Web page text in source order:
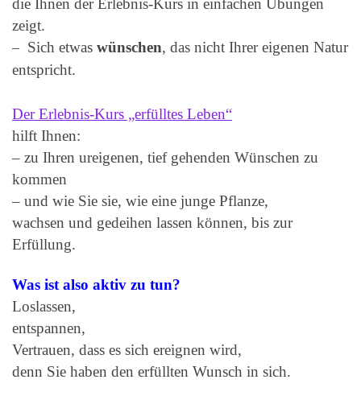
die Ihnen der Erlebnis-Kurs in einfachen Übungen
zeigt.
– Sich etwas wünschen, das nicht Ihrer eigenen Natur
entspricht.
Der Erlebnis-Kurs „erfülltes Leben“
hilft Ihnen:
– zu Ihren ureigenen, tief gehenden Wünschen zu
kommen
– und wie Sie sie, wie eine junge Pflanze,
wachsen und gedeihen lassen können, bis zur
Erfüllung.
Was ist also aktiv zu tun?
Loslassen,
entspannen,
Vertrauen, dass es sich ereignen wird,
denn Sie haben den erfüllten Wunsch in sich.